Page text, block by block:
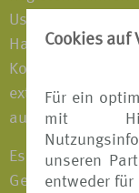
Cookies auf
Für ein
mit
unseren
entweder
Ust-Ident.-Nr. DE
Haftungshinweis:
Kontrolle
externer Links.
ausschließlich
Es ist eine
Gewerbeordnung